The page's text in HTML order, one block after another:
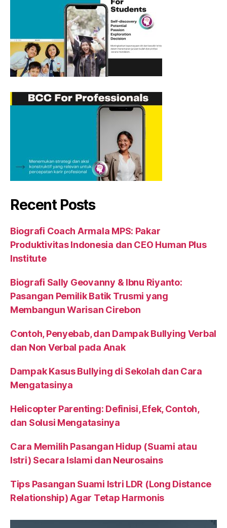
Recent Posts
Biografi Coach Armala MPS: Pakar
Produktivitas Indonesia dan CEO Human Plus
Institute
Biografi Sally Geovanny & Ibnu Riyanto:
Pasangan Pemilik Batik Trusmi yang
Membangun Warisan Cirebon
Contoh, Penyebab, dan Dampak Bullying Verbal
dan Non Verbal pada Anak
Dampak Kasus Bullying di Sekolah dan Cara
Mengatasinya
Helicopter Parenting: Definisi, Efek, Contoh,
dan Solusi Mengatasinya
Cara Memilih Pasangan Hidup (Suami atau
Istri) Secara Islami dan Neurosains
Tips Pasangan Suami Istri LDR (Long Distance
Relationship) Agar Tetap Harmonis